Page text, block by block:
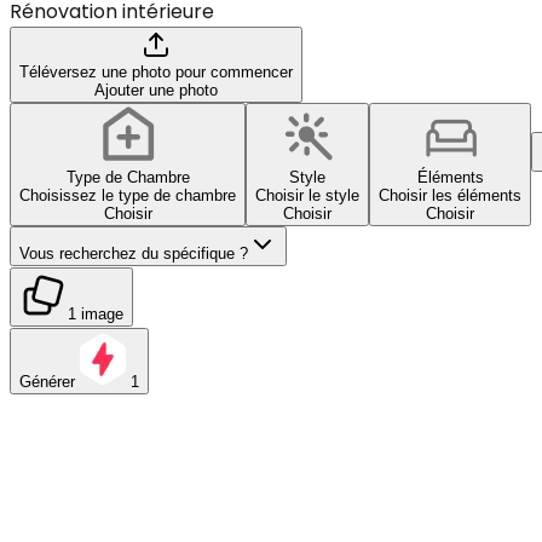
Rénovation intérieure
Téléversez une photo pour commencer
Ajouter une photo
Type de Chambre
Choisissez le type de chambre
Choisir
Style
Choisir le style
Choisir
Éléments
Choisir les éléments
Choisir
Vous recherchez du spécifique ?
1 image
Générer 1